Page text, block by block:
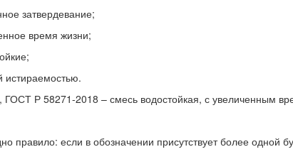
затвердевание;
время жизни;
ГОСТ Р 58271-2018 – смесь водостойкая, с увеличенным
правило: если в обозначении присутствует более одной